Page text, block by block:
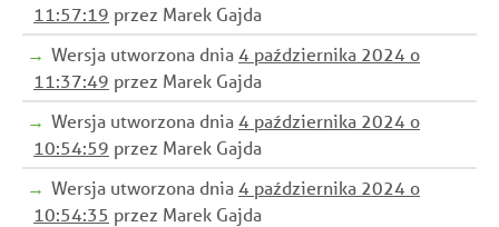
11:57:19 przez Marek Gajda
Wersja utworzona dnia4 października 2024 o
11:37:49 przez Marek Gajda
Wersja utworzona dnia4 października 2024 o
10:54:59 przez Marek Gajda
Wersja utworzona dnia4 października 2024 o
10:54:35 przez Marek Gajda